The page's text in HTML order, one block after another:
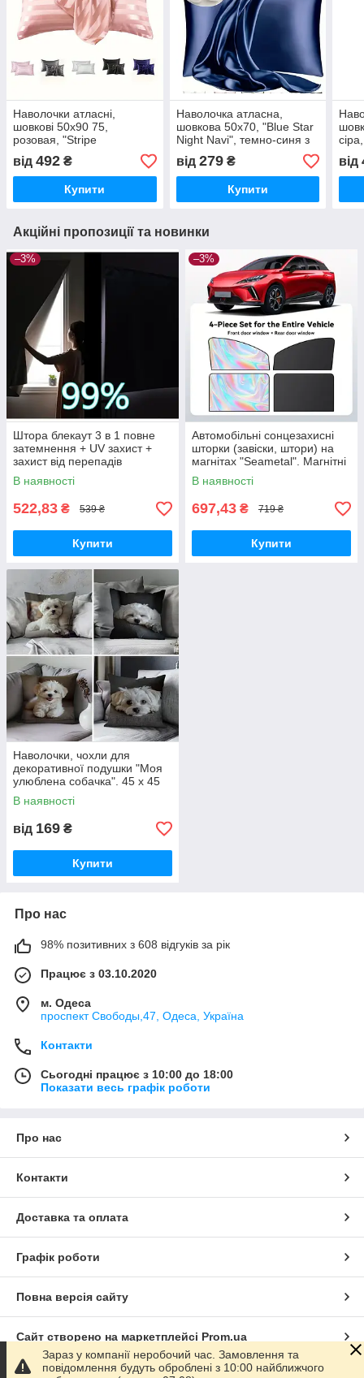
Наволочки атласні,
шовкові 50х90 75,
розовая, "Stripe
від 492 ₴
Купити
Наволочка атласна,
шовкова 50х70, "Blue Star
Night Navi", темно-синя з
відливом "Зоряна ніч". 1
або 2 шт.
від 279₴
Купити
від
Акційні пропозиції та новинки
–3%
Штора блекаут 3 в 1 повне
затемнення + UV захист +
захист від перепадів
температур "Prestige". 100 х
140
В наявності
522,83 ₴ 539 ₴
Купити
–3%
Автомобільні сонцезахисні
шторки (завіски, штори) на
магнітах "Seametal". Магнітні
штори. 4 шт. Full Silver Black
Set Platinum.
В наявності
697,43 ₴ 719 ₴
Купити
Наволочки, чохли для
декоративної подушки "Моя
улюблена собачка". 45 х 45
см. Китайська хохолота,
Мальтійська болонка. 4
В наявності
від 169 ₴
Купити
Про нас
98% позитивних з 608 відгуків за рік
Працює з 03.10.2020
м. Одеса
проспект Свободы,47, Одеса, Україна
Контакти
Сьогодні працює з 10:00 до 18:00
Показати весь графік роботи
Про нас
Контакти
Доставка та оплата
Графік роботи
Повна версія сайту
Сайт створено на маркетплейсі Prom.ua
Зараз у компанії неробочий час. Замовлення та
повідомлення будуть оброблені з 10:00 найближчого